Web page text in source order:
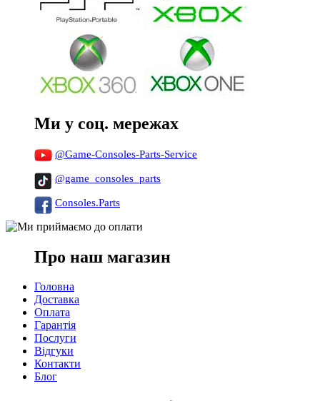
Ми у соц. мережах
@Game-Consoles-Parts-Service
@game_consoles_parts
Consoles.Parts
Про наш магазин
Головна
Доставка
Оплата
Гарантія
Послуги
Відгуки
Контакти
Блог